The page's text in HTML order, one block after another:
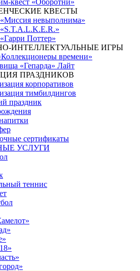
квест «Оборотни»
КВЕСТЫ
невыполнима»
Поттер»
ИНТЕЛЛЕКТУАЛЬНЫЕ ИГРЫ
времени»
«Гепарда» Лайт
ПРАЗДНИКОВ
корпоративов
тимбилдингов
праздник
сертификаты
УСЛУГИ
теннис